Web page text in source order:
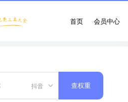
会员中心
首页
抖音 查权重